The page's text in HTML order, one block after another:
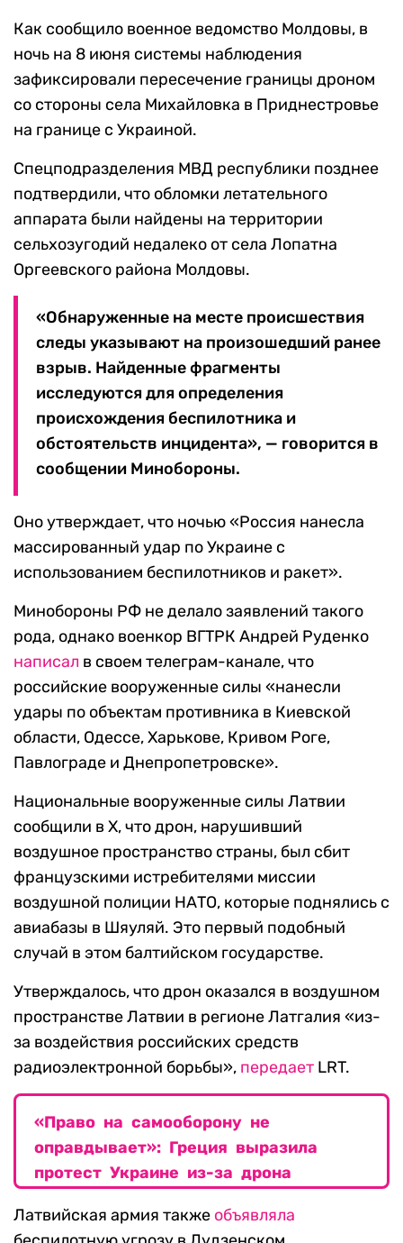
Как сообщило военное ведомство Молдовы, в
ночь на 8 июня системы наблюдения
зафиксировали пересечение границы дроном
со стороны села Михайловка в Приднестровье
на границе с Украиной.
Спецподразделения МВД республики позднее
подтвердили, что обломки летательного
аппарата были найдены на территории
сельхозугодий недалеко от села Лопатна
Оргеевского района Молдовы.
«Обнаруженные на месте происшествия
следы указывают на произошедший ранее
взрыв. Найденные фрагменты
исследуются для определения
происхождения беспилотника и
обстоятельств инцидента», — говорится в
сообщении Минобороны.
Оно утверждает, что ночью «Россия нанесла
массированный удар по Украине с
использованием беспилотников и ракет».
Минобороны РФ не делало заявлений такого
рода, однако военкор ВГТРК Андрей Руденко
написал в своем телеграм-канале, что
российские вооруженные силы «нанесли
удары по объектам противника в Киевской
области, Одессе, Харькове, Кривом Роге,
Павлограде и Днепропетровске».
Национальные вооруженные силы Латвии
сообщили в X, что дрон, нарушивший
воздушное пространство страны, был сбит
французскими истребителями миссии
воздушной полиции НАТО, которые поднялись с
авиабазы в Шяуляй. Это первый подобный
случай в этом балтийском государстве.
Утверждалось, что дрон оказался в воздушном
пространстве Латвии в регионе Латгалия «из-
за воздействия российских средств
радиоэлектронной борьбы», передает LRT.
«Право на самооборону не
оправдывает»: Греция выразила
протест Украине из-за дрона
Латвийская армия также объявляла